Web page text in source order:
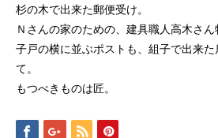
杉の木で出来た郵便受け。
Ｎさんの家のための、建具職人高木さ
子戸の横に並ぶポストも、組子で出来
て。
もつべきものは匠。